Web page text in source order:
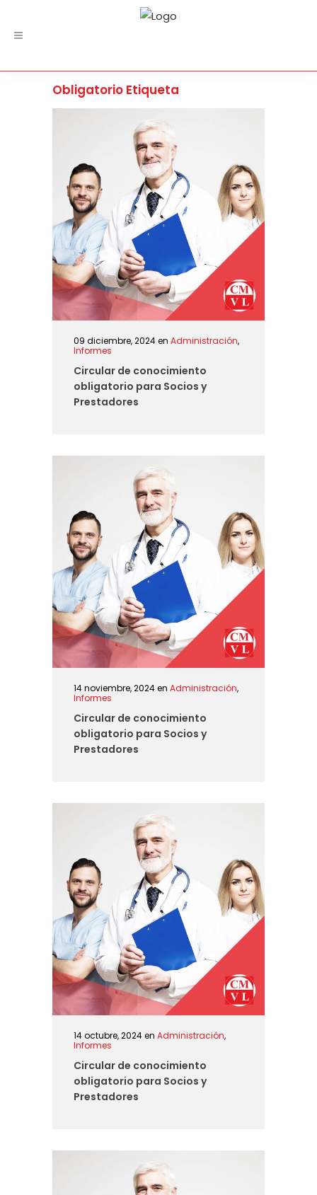
Obligatorio Etiqueta
09 diciembre, 2024en Administración,
Informes
Circular de conocimiento
obligatorio para Socios y
Prestadores
14 noviembre, 2024en Administración,
Informes
Circular de conocimiento
obligatorio para Socios y
Prestadores
14 octubre, 2024en Administración,
Informes
Circular de conocimiento
obligatorio para Socios y
Prestadores